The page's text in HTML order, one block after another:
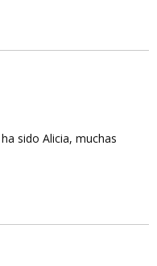
sido Alicia, muchas